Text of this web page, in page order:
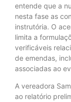
entende que a
nesta fase as
instrutória. O
limita a
verificáveis
de emendas,
associadas ao
A vereadora
ao relatório